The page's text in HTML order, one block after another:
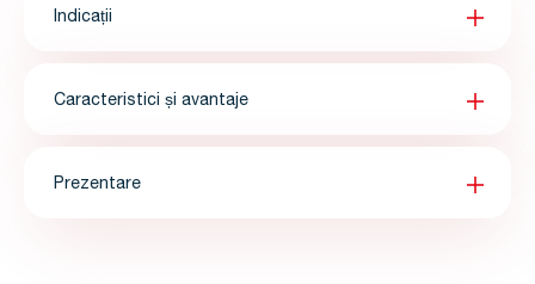
Indicații
Caracteristici și avantaje
Prezentare